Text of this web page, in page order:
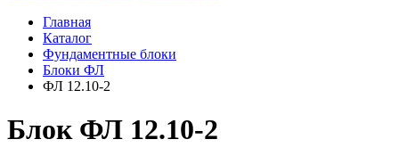
Главная
Каталог
Фундаментные блоки
Блоки ФЛ
ФЛ 12.10-2
Блок ФЛ 12.10-2